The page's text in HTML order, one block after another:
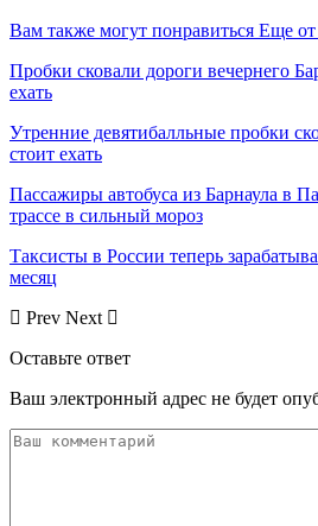
Вам также могут понравиться Еще от
Пробки сковали дороги вечернего
ехать
Утренние девятибалльные пробки
стоит ехать
Пассажиры автобуса из Барнаула в
трассе в сильный мороз
Таксисты в России теперь
месяц
Prev Next
Оставьте ответ
Ваш электронный адрес не будет